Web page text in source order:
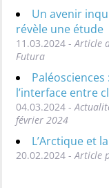
Un avenir
révèle une étude
11.03.2024 - Article
Futura
l’interface entre
04.03.2024 -
février 2024
L’Arctique et
20.02.2024 - Article